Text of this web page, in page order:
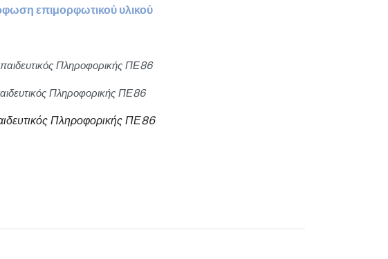
επιμορφωτικού υλικού
Πληροφορικής ΠΕ86
Πληροφορικής ΠΕ86
Πληροφορικής ΠΕ86